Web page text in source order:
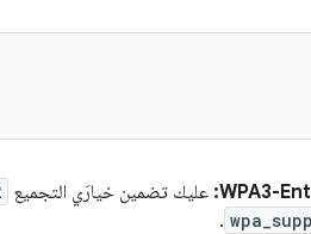
WPA3- عليك تضمين خيارَي التجميع
.